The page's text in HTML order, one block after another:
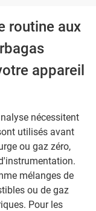
routine aux
appareil
nécessitent
utilisés avant
ou gaz zéro,
mélanges de
ou de gaz
Pour les